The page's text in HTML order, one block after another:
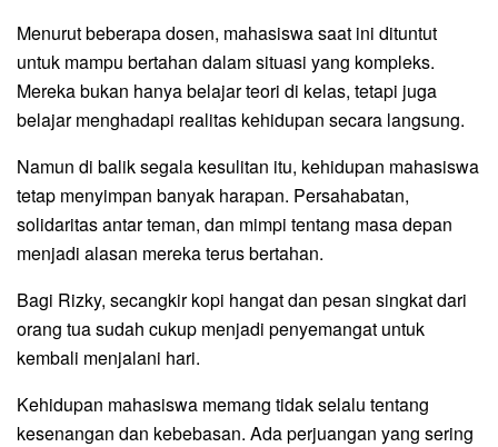
Menurut beberapa dosen, mahasiswa saat ini dituntut
untuk mampu bertahan dalam situasi yang kompleks.
Mereka bukan hanya belajar teori di kelas, tetapi juga
belajar menghadapi realitas kehidupan secara langsung.
Namun di balik segala kesulitan itu, kehidupan mahasiswa
tetap menyimpan banyak harapan. Persahabatan,
solidaritas antar teman, dan mimpi tentang masa depan
menjadi alasan mereka terus bertahan.
Bagi Rizky, secangkir kopi hangat dan pesan singkat dari
orang tua sudah cukup menjadi penyemangat untuk
kembali menjalani hari.
Kehidupan mahasiswa memang tidak selalu tentang
kesenangan dan kebebasan. Ada perjuangan yang sering